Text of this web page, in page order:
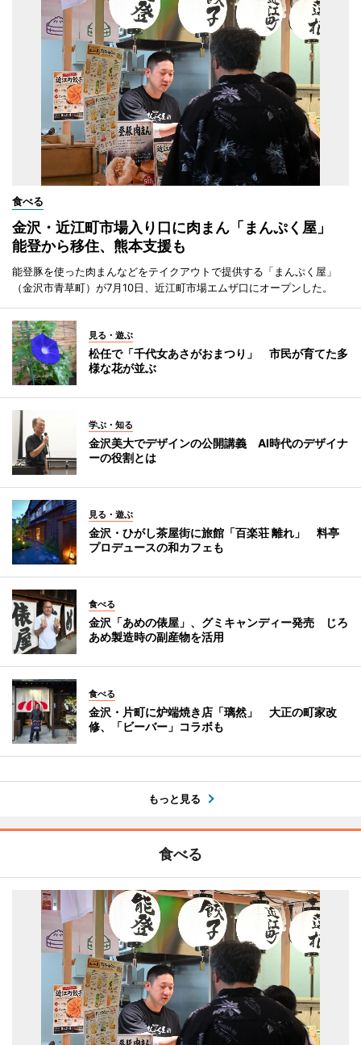
食べる
金沢・近江町市場入り口に肉まん「まんぷく屋」
能登から移住、熊本支援も
能登豚を使った肉まんなどをテイクアウトで提供する「まんぷく屋」
（金沢市青草町）が7月10日、近江町市場エムザ口にオープンした。
見る・遊ぶ
松任で「千代女あさがおまつり」 市民が育てた多
様な花が並ぶ
学ぶ・知る
金沢美大でデザインの公開講義 AI時代のデザイナ
ーの役割とは
見る・遊ぶ
金沢・ひがし茶屋街に旅館「百楽荘 離れ」 料亭
プロデュースの和カフェも
食べる
金沢「あめの俵屋」、グミキャンディー発売 じろ
あめ製造時の副産物を活用
食べる
金沢・片町に炉端焼き店「璃然」 大正の町家改
修、「ビーバー」コラボも
もっと見る
食べる